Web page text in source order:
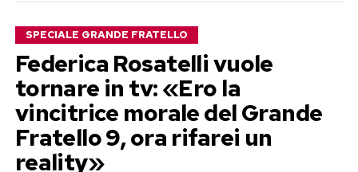
A intervenire in sua difesa, secondo il racconto
della diretta interessata, fu proprio
Ricci . L’ideatore diStriscia la notiziale ricordò di
averla scelta per la freschezza, l’allegria e la
capacità di improvvisare, non perché rispettasse
SPECIALE GRANDE FRATELLO
Federica Rosatelli vuole
tornare in tv: «Ero la
vincitrice morale del Grande
Fratello 9, ora rifarei un
reality»